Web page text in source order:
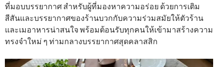
ที่มอบบรรยากาศ สำหรับผู้ที่มองหาความอร่อย ด้วยการเติม
สีสันและบรรยากาศของร้านบวกกับความร่วมสมัยให้ตัวร้าน
และเมอาหารน่าสนใจ พร้อมต้อนรับทุกคนให้เข้ามาสร้างความ
ทรงจำใหม่ ๆ ท่ามกลางบรรยากาศสุดคลาสสิก